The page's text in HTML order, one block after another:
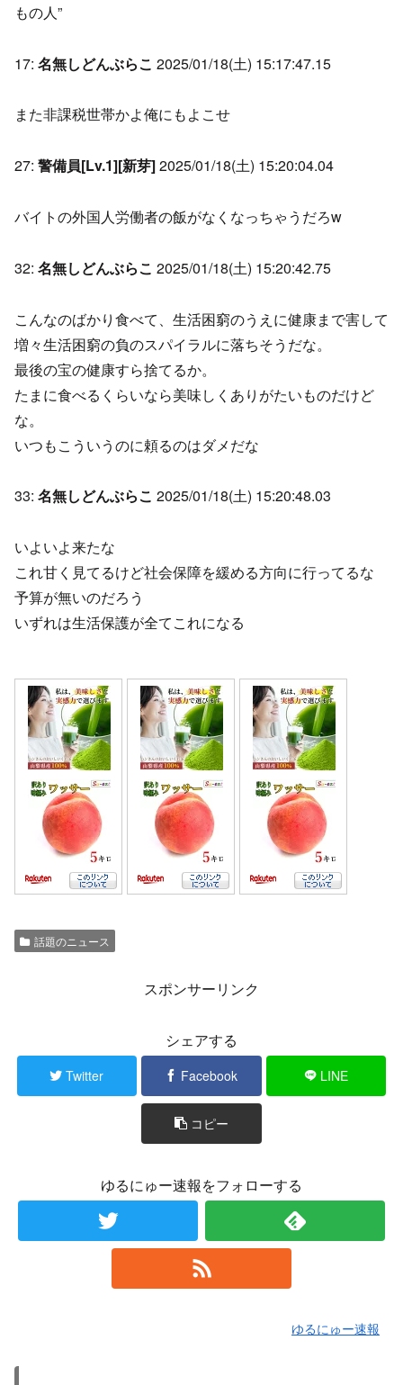
もの人”
17: 名無しどんぶらこ 2025/01/18(土) 15:17:47.15
また非課税世帯かよ俺にもよこせ
27: 警備員[Lv.1][新芽]2025/01/18(土) 15:20:04.04
バイトの外国人労働者の飯がなくなっちゃうだろw
32: 名無しどんぶらこ 2025/01/18(土) 15:20:42.75
こんなのばかり食べて、生活困窮のうえに健康まで害して
増々生活困窮の負のスパイラルに落ちそうだな。
最後の宝の健康すら捨てるか。
たまに食べるくらいなら美味しくありがたいものだけど
な。
いつもこういうのに頼るのはダメだな
33: 名無しどんぶらこ 2025/01/18(土) 15:20:48.03
いよいよ来たな
これ甘く見てるけど社会保障を緩める方向に行ってるな
予算が無いのだろう
いずれは生活保護が全てこれになる
話題のニュース
スポンサーリンク
シェアする
Twitter Facebook LINE
コピー
ゆるにゅー速報をフォローする
ゆるにゅー速報